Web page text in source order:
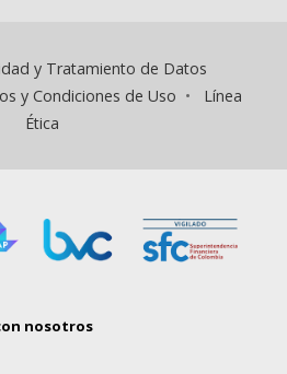
y Tratamiento de Datos
y Condiciones de Uso • Línea
Ética
nosotros